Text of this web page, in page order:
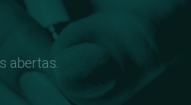
abertas.